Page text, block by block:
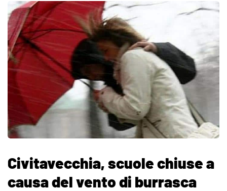
Civitavecchia, scuole chiuse a
causa del vento di burrasca